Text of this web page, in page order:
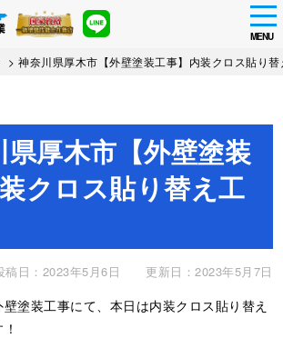
MENU
>神奈川県厚木市【外壁塗装工事】内装クロス貼り
県厚木市【外壁塗装
クロス貼り替え工
稿日：2023年5月6日 更新日：2023年5月7日
塗装工事にて、本日は内装クロス貼り替え